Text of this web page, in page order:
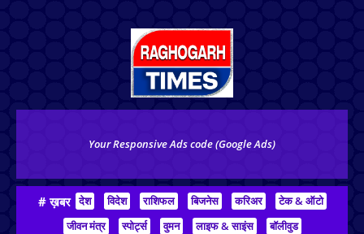
Your Responsive Ads code (Google Ads)
# ख़बर देश विदेश राशिफल बिजनेस करिअर
टेक & ऑटो
जीवन मंत्र
स्पोर्ट्स वुमन लाइफ & साइंस बॉलीवुड